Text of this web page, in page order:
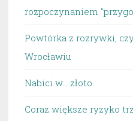
rozpoczynaniem
Powtórka z rozrywki,
Wrocławiu
Nabici w... złoto.
Coraz większe ryzyko